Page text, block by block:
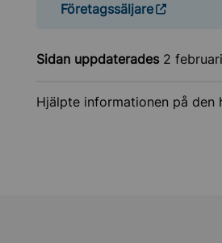
Företagssäljare
Sidan uppdaterades 2
Hjälpte informationen på den